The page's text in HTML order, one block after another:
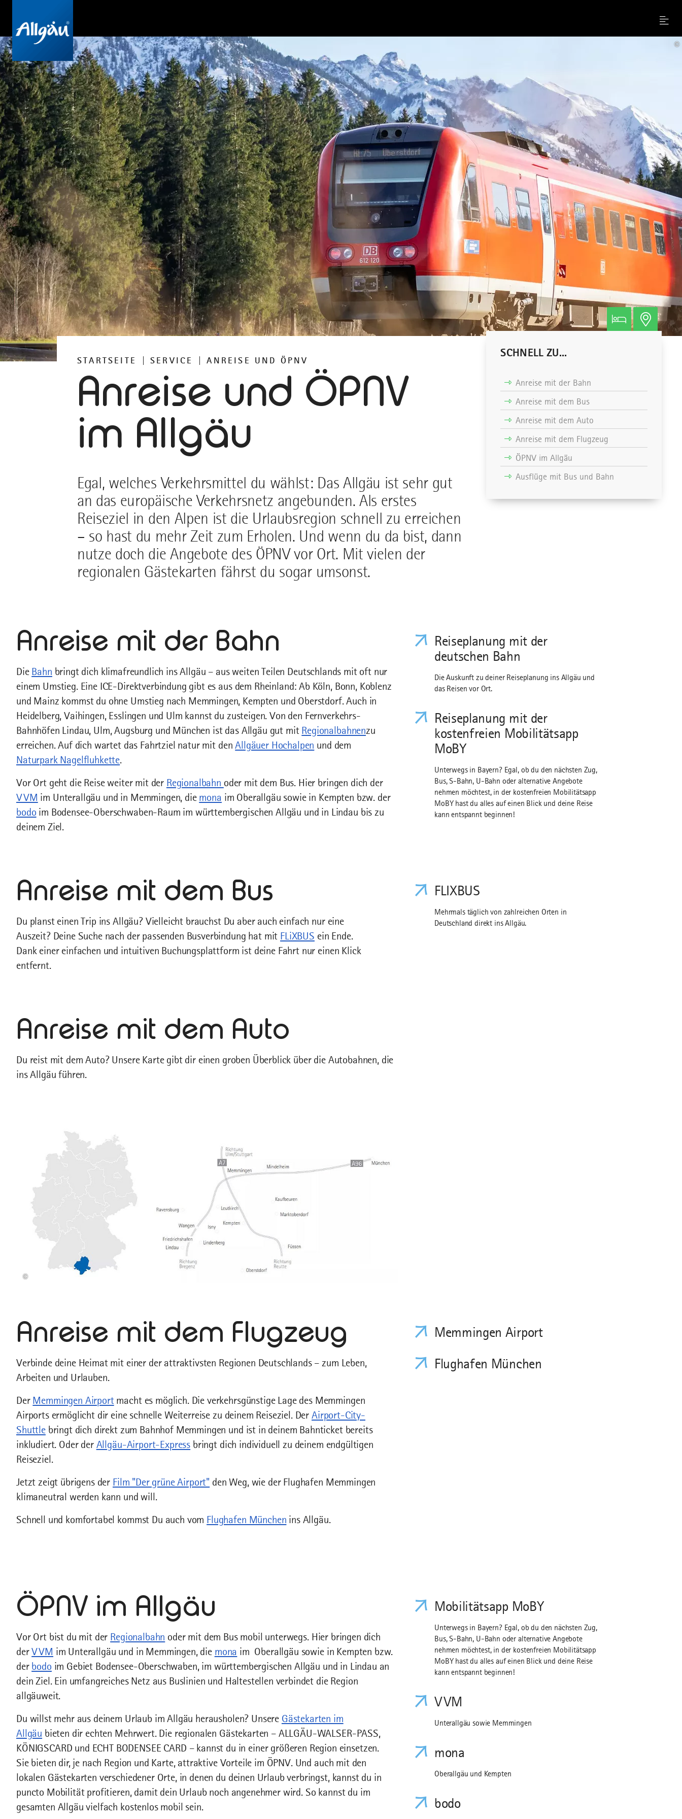
Menu
©
STARTSEITE SERVICE ANREISE UND ÖPNV
Anreise und ÖPNV
im Allgäu
Egal, welches Verkehrsmittel du wählst: Das Allgäu ist sehr gut
an das europäische Verkehrsnetz angebunden. Als erstes
Reiseziel in den Alpen ist die Urlaubsregion schnell zu erreichen
– so hast du mehr Zeit zum Erholen. Und wenn du da bist, dann
nutze doch die Angebote des ÖPNV vor Ort. Mit vielen der
regionalen Gästekarten fährst du sogar umsonst.
SCHNELL ZU...
Anreise mit der Bahn
Anreise mit dem Bus
Anreise mit dem Auto
Anreise mit dem Flugzeug
ÖPNV im Allgäu
Ausflüge mit Bus und Bahn
Anreise mit der Bahn
Die Bahn bringt dich klimafreundlich ins Allgäu – aus weiten Teilen Deutschlands mit oft nur
einem Umstieg. Eine ICE-Direktverbindung gibt es aus dem Rheinland: Ab Köln, Bonn, Koblenz
und Mainz kommst du ohne Umstieg nach Memmingen, Kempten und Oberstdorf. Auch in
Heidelberg, Vaihingen, Esslingen und Ulm kannst du zusteigen. Von den Fernverkehrs-
Bahnhöfen Lindau, Ulm, Augsburg und München ist das Allgäu gut mit Regionalbahnenzu
erreichen. Auf dich wartet das Fahrtziel natur mit denAllgäuer Hochalpen und dem
Naturpark Nagelfluhkette.
Vor Ort geht die Reise weiter mit der Regionalbahn oder mit dem Bus. Hier bringen dich der
VVM im Unterallgäu und in Memmingen, die mona im Oberallgäu sowie in Kempten bzw. der
bodo im Bodensee-Oberschwaben-Raum im württembergischen Allgäu und in Lindau bis zu
deinem Ziel.
Reiseplanung mit der
deutschen Bahn
Die Auskunft zu deiner Reiseplanung ins Allgäu und
das Reisen vor Ort.
Reiseplanung mit der
kostenfreien Mobilitätsapp
MoBY
Unterwegs in Bayern? Egal, ob du den nächsten Zug,
Bus, S-Bahn, U-Bahn oder alternative Angebote
nehmen möchtest, in der kostenfreien Mobilitätsapp
MoBY hast du alles auf einen Blick und deine Reise
kann entspannt beginnen!
Anreise mit dem Bus
Du planst einen Trip ins Allgäu? Vielleicht brauchst Du aber auch einfach nur eine
Auszeit? Deine Suche nach der passenden Busverbindung hat mit FLiXBUS ein Ende.
Dank einer einfachen und intuitiven Buchungsplattform ist deine Fahrt nur einen Klick
entfernt.
FLIXBUS
Mehrmals täglich von zahlreichen Orten in
Deutschland direkt ins Allgäu.
Anreise mit dem Auto
Du reist mit dem Auto? Unsere Karte gibt dir einen groben Überblick über die Autobahnen, die
ins Allgäu führen.
©
Anreise mit dem Flugzeug
Verbinde deine Heimat mit einer der attraktivsten Regionen Deutschlands – zum Leben,
Arbeiten und Urlauben.
Der Memmingen Airportmacht es möglich. Die verkehrsgünstige Lage des Memmingen
Airports ermöglicht dir eine schnelle Weiterreise zu deinem Reiseziel. DerAirport-City-
Shuttlebringt dich direkt zum Bahnhof Memmingen und ist in deinem Bahnticket bereits
inkludiert. Oder der Allgäu-Airport-Express bringt dich individuell zu deinem endgültigen
Reiseziel.
Jetzt zeigt übrigens der Film "Der grüne Airport" den Weg, wie der Flughafen Memmingen
klimaneutral werden kann und will.
Schnell und komfortabel kommst Du auch vom Flughafen München ins Allgäu.
Memmingen Airport
Flughafen München
ÖPNV im Allgäu
Vor Ort bist du mit der Regionalbahn oder mit dem Bus mobil unterwegs. Hier bringen dich
derVVM im Unterallgäu und in Memmingen, die mona im Oberallgäu sowie in Kempten bzw.
der bodo im Gebiet Bodensee-Oberschwaben, im württembergischen Allgäu und in Lindau an
dein Ziel. Ein umfangreiches Netz aus Buslinien und Haltestellen verbindet die Region
allgäuweit.
Du willst mehr aus deinem Urlaub im Allgäu herausholen? Unsere Gästekarten im
Allgäu bieten dir echten Mehrwert. Die regionalen Gästekarten – ALLGÄU-WALSER-PASS,
KÖNIGSCARD und ECHT BODENSEE CARD – kannst du in einer größeren Region einsetzen.
Sie bieten dir, je nach Region und Karte, attraktive Vorteile im ÖPNV. Und auch mit den
lokalen Gästekarten verschiedener Orte, in denen du deinen Urlaub verbringst, kannst du in
puncto Mobilität profitieren, damit dein Urlaub noch angenehmer wird. So kannst du im
gesamten Allgäu vielfach kostenlos mobil sein.
Mobilitätsapp MoBY
Unterwegs in Bayern? Egal, ob du den nächsten Zug,
Bus, S-Bahn, U-Bahn oder alternative Angebote
nehmen möchtest, in der kostenfreien Mobilitätsapp
MoBY hast du alles auf einen Blick und deine Reise
kann entspannt beginnen!
VVM
Unterallgäu sowie Memmingen
mona
Oberallgäu und Kempten
bodo